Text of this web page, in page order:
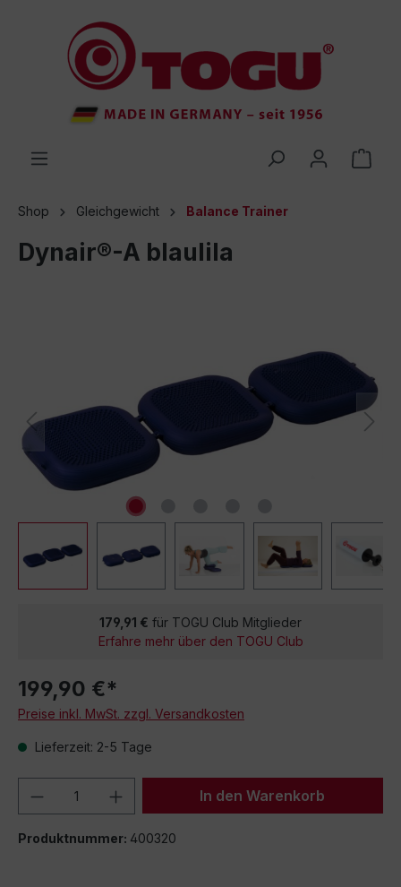
springen
Shop Gleichgewicht Balance Trainer
Dynair®-A blaulila
179,91 € für TOGU Club Mitglieder
Erfahre mehr über den TOGU Club
199,90 €*
Preise inkl. MwSt. zzgl. Versandkosten
Lieferzeit: 2-5 Tage
Produkt Anzahl: Gib denIn den Warenkorb
Produktnummer: 400320